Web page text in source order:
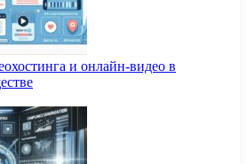
и онлайн-видео в